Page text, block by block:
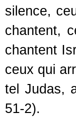
silence,
chantent,
chantent
ceux qui
tel Judas,
51-2).